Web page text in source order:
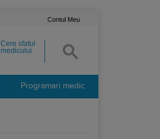
Contul Meu
Cere sfatul
medicului
Programari medic